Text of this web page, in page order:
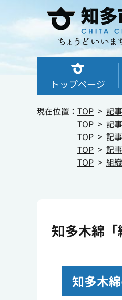
トップページ
現在位置： TOP 記
TOP
記
TOP
記
TOP
記
TOP
組織
知多木綿
知多木